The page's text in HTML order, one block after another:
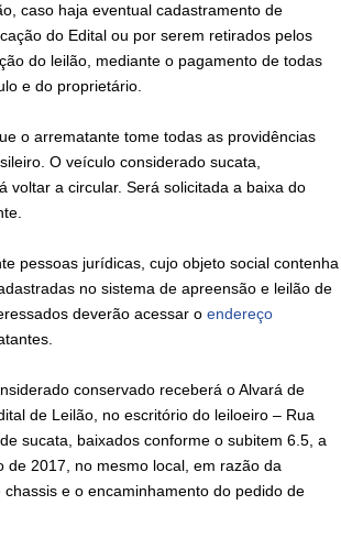
caso haja eventual cadastramento de
do Edital ou por serem retirados pelos
do leilão, mediante o pagamento de todas
e do proprietário.
o arrematante tome todas as providências
O veículo considerado sucata,
voltar a circular. Será solicitada a baixa do
pessoas jurídicas, cujo objeto social contenha
no sistema de apreensão e leilão de
deverão acessar o endereço
conservado receberá o Alvará de
de Leilão, no escritório do leiloeiro – Rua
sucata, baixados conforme o subitem 6.5, a
2017, no mesmo local, em razão da
e o encaminhamento do pedido de